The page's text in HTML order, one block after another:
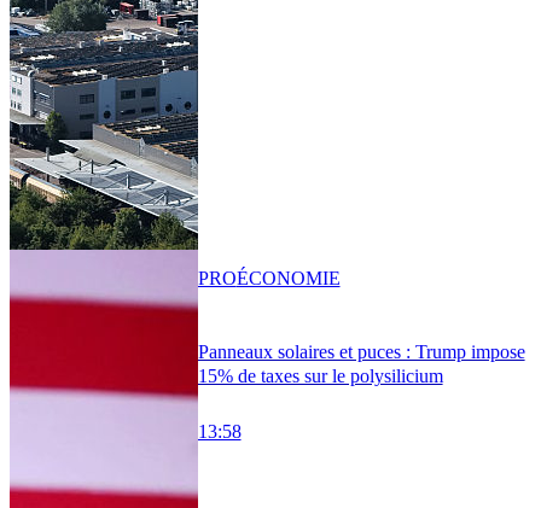
Panneaux solaires et puces : Trump impose
15% de taxes sur le polysilicium
13:58
PROÉCONOMIE